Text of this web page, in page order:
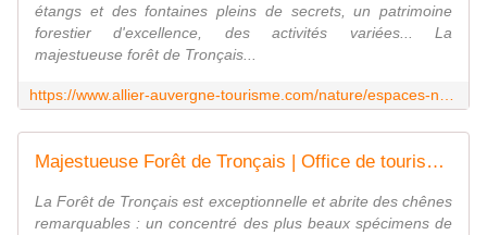
étangs et des fontaines pleins de secrets, un patrimoine
forestier d'excellence, des activités variées... La
majestueuse forêt de Tronçais...
Majestueuse Forêt de Tronçais | Office de tourisme de vallée coeur de France
La Forêt de Tronçais est exceptionnelle et abrite des chênes
remarquables : un concentré des plus beaux spécimens de